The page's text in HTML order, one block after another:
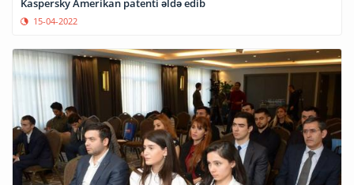
Kaspersky Amerikan patenti əldə edib
15-04-2022